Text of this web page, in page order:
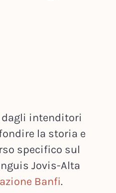
dagli intenditori
la storia e
specifico sul
Jovis-Alta
Banfi.